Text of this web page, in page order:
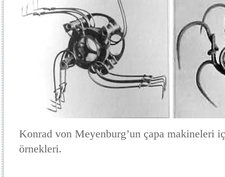
Konrad von Meyenburg’un çapa makineleri
örnekleri.